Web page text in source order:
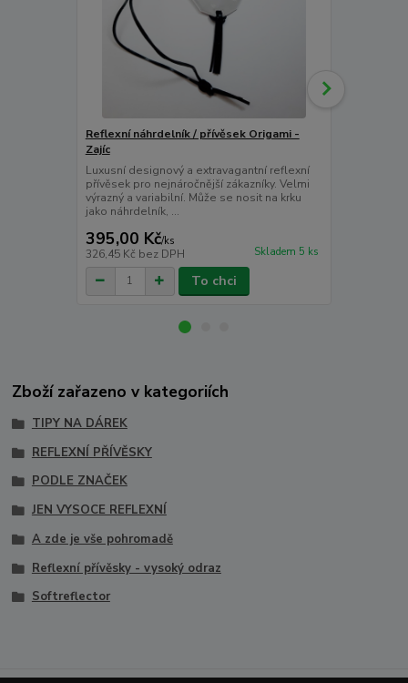
Reflexní náhrdelník / přívěsek Origami -
Zajíc
Luxusní designový a extravagantní reflexní
přívěsek pro nejnáročnější zákazníky. Velmi
výrazný a variabilní. Může se nosit na krku
jako náhrdelník, ...
395,00 Kč/ks
326,45 Kč bez DPH Skladem 5 ks
To chci
Zboží zařazeno v kategoriích
TIPY NA DÁREK
REFLEXNÍ PŘÍVĚSKY
PODLE ZNAČEK
JEN VYSOCE REFLEXNÍ
A zde je vše pohromadě
Reflexní přívěsky - vysoký odraz
Softreflector